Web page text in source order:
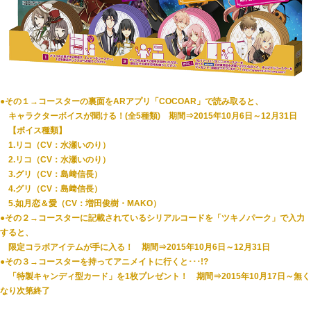
●その１→コースターの裏面をARアプリ「COCOAR」で読み取ると、
キャラクターボイスが聞ける！(全5種類) 期間⇒2015年10月6日～12月31日
【ボイス種類】
1.リコ（CV：水瀬いのり）
2.リコ（CV：水瀬いのり）
3.グリ（CV：島﨑信長）
4.グリ（CV：島﨑信長）
5.如月恋＆愛（CV：増田俊樹・MAKO）
●その２→コースターに記載されているシリアルコードを「ツキノパーク」で入力
すると、
限定コラボアイテムが手に入る！ 期間⇒2015年10月6日～12月31日
●その３→コースターを持ってアニメイトに行くと･･･!?
「特製キャンディ型カード」を1枚プレゼント！ 期間⇒2015年10月17日～無く
なり次第終了